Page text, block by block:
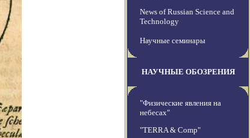
News of Russian Science and
Technology
Научные семинары
НАУЧНЫЕ ОБОЗРЕНИЯ
"Физические явления на
небесах"
"TERRA & Comp"